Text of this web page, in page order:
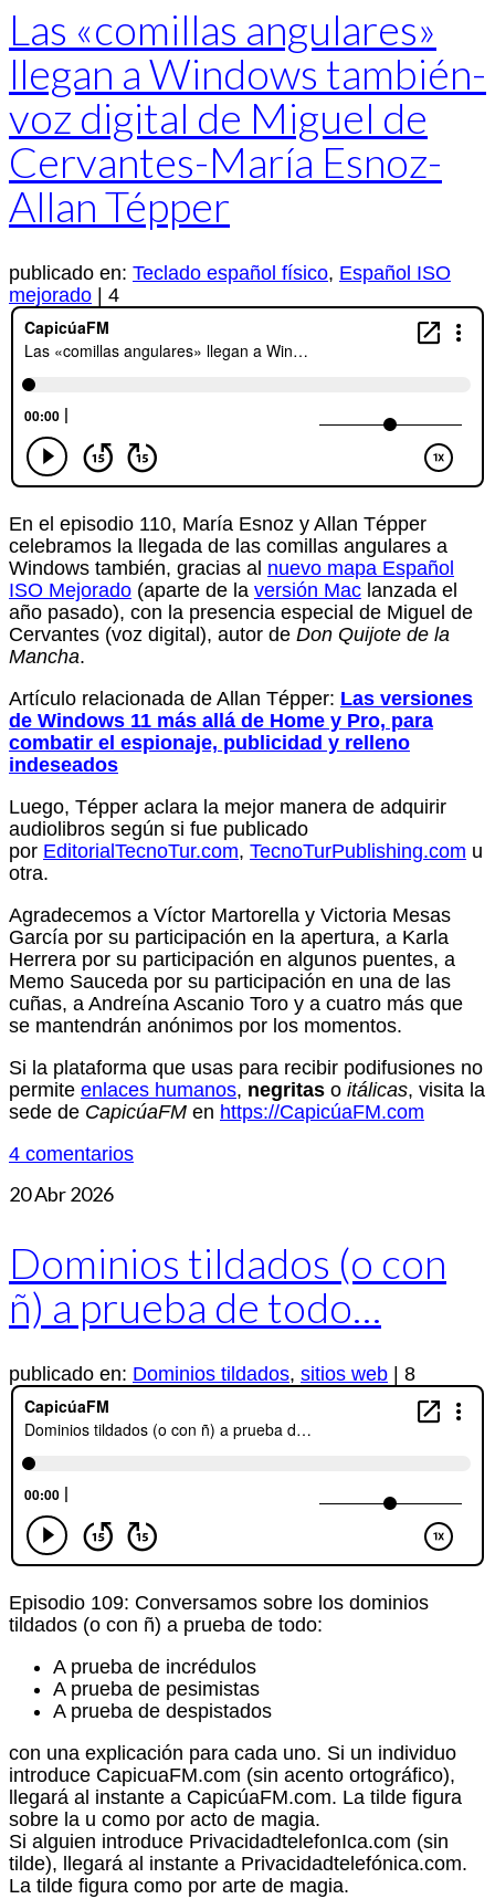
Las «comillas angulares»
llegan a Windows también-
voz digital de Miguel de
Cervantes-María Esnoz-
Allan Tépper
publicado en: Teclado español físico, Español ISO
mejorado
4
En el episodio 110, María Esnoz y Allan Tépper
celebramos la llegada de las comillas angulares a
Windows también, gracias al nuevo mapa Español
ISO Mejorado (aparte de la versión Mac lanzada el
año pasado), con la presencia especial de Miguel de
Cervantes (voz digital), autor de Don Quijote de la
Mancha.
Artículo relacionada de Allan Tépper: Las versiones
de Windows 11 más allá de Home y Pro, para
combatir el espionaje, publicidad y relleno
indeseados
Luego, Tépper aclara la mejor manera de adquirir
audiolibros según si fue publicado
por EditorialTecnoTur.com, TecnoTurPublishing.com u
otra.
Agradecemos a Víctor Martorella y Victoria Mesas
García por su participación en la apertura, a Karla
Herrera por su participación en algunos puentes, a
Memo Sauceda por su participación en una de las
cuñas, a Andreína Ascanio Toro y a cuatro más que
se mantendrán anónimos por los momentos.
Si la plataforma que usas para recibir podifusiones no
permite enlaces humanos, negritas o itálicas, visita la
sede de CapicúaFM en https://CapicúaFM.com
4 comentarios
20Abr 2026
Dominios tildados (o con
ñ) a prueba de todo…
publicado en: Dominios tildados, sitios web 8
Episodio 109: Conversamos sobre los dominios
tildados (o con ñ) a prueba de todo:
A prueba de incrédulos
A prueba de pesimistas
A prueba de despistados
con una explicación para cada uno. Si un individuo
introduce CapicuaFM.com (sin acento ortográfico),
llegará al instante a CapicúaFM.com. La tilde figura
sobre la u como por acto de magia.
Si alguien introduce PrivacidadtelefonIca.com (sin
tilde), llegará al instante a Privacidadtelefónica.com.
La tilde figura como por arte de magia.